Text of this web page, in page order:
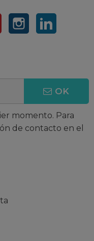
PinterestInstagram
OK
momento. Para
de contacto en el